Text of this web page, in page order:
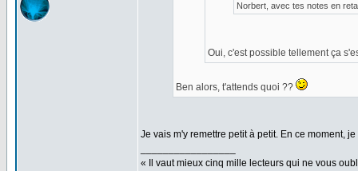
Norbert, avec tes notes en
Oui, c'est possible tellement ça
Ben alors, t'attends quoi ??
Je vais m'y remettre petit à petit. En ce moment,
« Il vaut mieux cinq mille lecteurs qui ne vous